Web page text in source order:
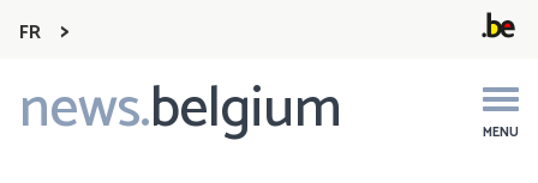
FR
news.belgium MENU
Main
navigation